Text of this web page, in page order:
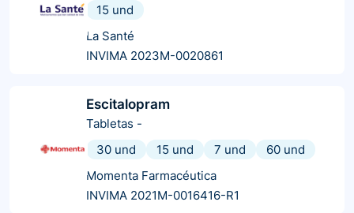
15 und
La Santé
INVIMA 2023M-0020861
Escitalopram
Tabletas -
30 und
15 und 7 und
60 und
Momenta Farmacéutica
INVIMA 2021M-0016416-R1